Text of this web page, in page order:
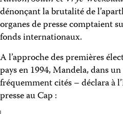
dénonçant la brutalité de
organes de presse comptaient
fonds internationaux.
A l’approche des premières
pays en 1994, Mandela, dans un
fréquemment cités – déclara à
presse au Cap :